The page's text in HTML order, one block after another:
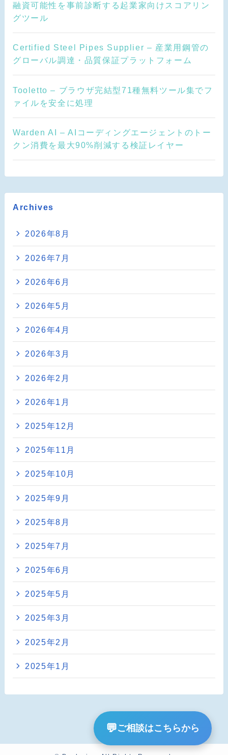
融資可能性を事前診断する起業家向けスコアリン
グツール
Certified Steel Pipes Supplier – 産業用鋼管の
グローバル調達・品質保証プラットフォーム
Tooletto – ブラウザ完結型71種無料ツール集でフ
ァイルを安全に処理
Warden AI – AIコーディングエージェントのトー
クン消費を最大90%削減する検証レイヤー
Archives
2026年8月
2026年7月
2026年6月
2026年5月
2026年4月
2026年3月
2026年2月
2026年1月
2025年12月
2025年11月
2025年10月
2025年9月
2025年8月
2025年7月
2025年6月
2025年5月
2025年3月
2025年2月
2025年1月
💬ご相談はこちらから